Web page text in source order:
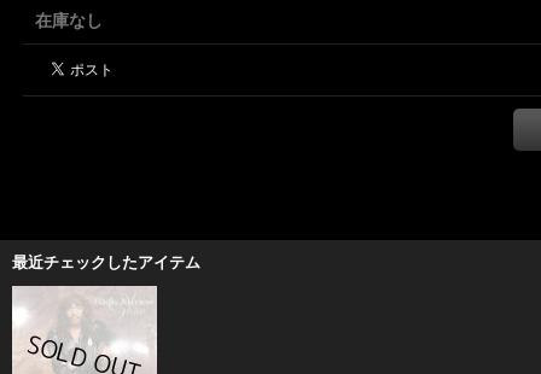
在庫なし
最近チェックしたアイテム